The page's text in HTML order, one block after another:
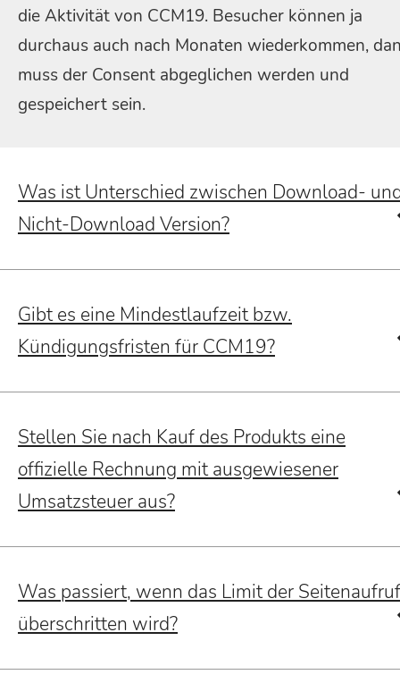
die Aktivität von CCM19. Besucher können ja
durchaus auch nach Monaten wiederkommen,
muss der Consent abgeglichen werden und
gespeichert sein.
Was ist Unterschied zwischen Download-
Nicht-Download Version?
Gibt es eine Mindestlaufzeit bzw.
Kündigungsfristen für CCM19?
Stellen Sie nach Kauf des Produkts eine
offizielle Rechnung mit ausgewiesener
Umsatzsteuer aus?
Was passiert, wenn das Limit der
überschritten wird?